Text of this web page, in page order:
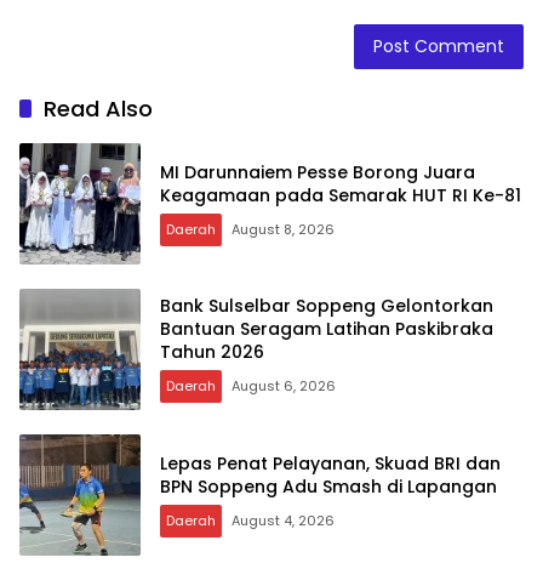
Read Also
MI Darunnaiem Pesse Borong Juara
Keagamaan pada Semarak HUT RI Ke-81
Daerah August 8, 2026
Bank Sulselbar Soppeng Gelontorkan
Bantuan Seragam Latihan Paskibraka
Tahun 2026
Daerah August 6, 2026
Lepas Penat Pelayanan, Skuad BRI dan
BPN Soppeng Adu Smash di Lapangan
Daerah August 4, 2026